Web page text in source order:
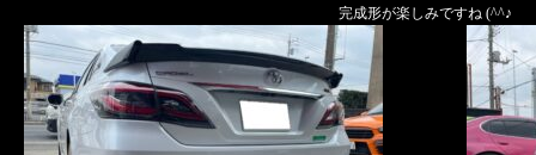
完成形が楽しみですね (^^♪